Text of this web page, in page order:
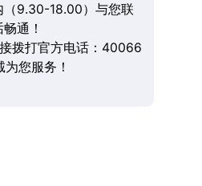
（9.30-18.00）与您联
通！
拨打官方电话：40066
您服务！